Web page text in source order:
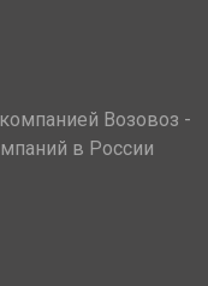
Возовоз -
в России